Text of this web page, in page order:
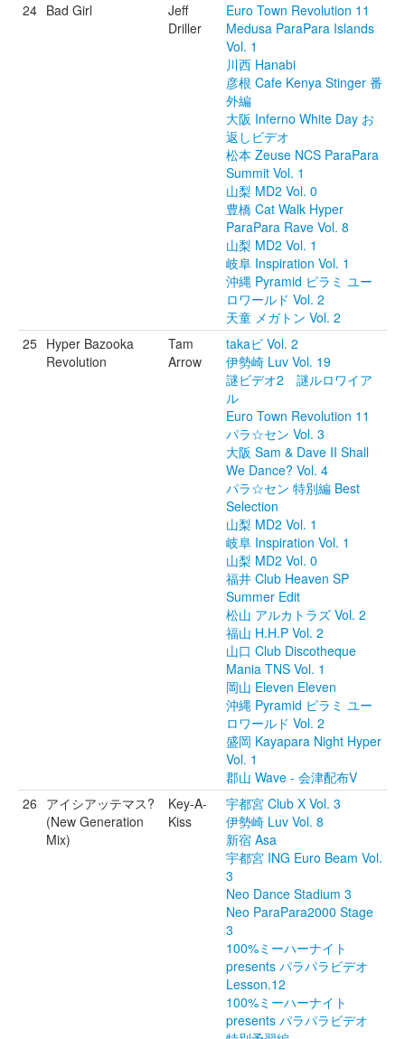
24 Bad Girl
Jeff
Driller
Euro Town Revolution 11
Medusa ParaPara Islands
Vol. 1
川西 Hanabi
彦根 Cafe Kenya Stinger 番
外編
大阪 Inferno White Day お
返しビデオ
松本 Zeuse NCS ParaPara
Summit Vol. 1
山梨 MD2 Vol. 0
豊橋 Cat Walk Hyper
ParaPara Rave Vol. 8
山梨 MD2 Vol. 1
岐阜 Inspiration Vol. 1
沖縄 Pyramid ピラミ ユー
ロワールド Vol. 2
天童 メガトン Vol. 2
25 Hyper Bazooka
Revolution
Tam
Arrow
takaビ Vol. 2
伊勢崎 Luv Vol. 19
謎ビデオ2 謎ルロワイア
ル
Euro Town Revolution 11
パラ☆セン Vol. 3
大阪 Sam & Dave II Shall
We Dance? Vol. 4
パラ☆セン 特別編 Best
Selection
山梨 MD2 Vol. 1
岐阜 Inspiration Vol. 1
山梨 MD2 Vol. 0
福井 Club Heaven SP
Summer Edit
松山 アルカトラズ Vol. 2
福山 H.H.P Vol. 2
山口 Club Discotheque
Mania TNS Vol. 1
岡山 Eleven Eleven
沖縄 Pyramid ピラミ ユー
ロワールド Vol. 2
盛岡 Kayapara Night Hyper
Vol. 1
郡山 Wave - 会津配布V
26 アイシアッテマス?
(New Generation
Mix)
Key-A-
Kiss
宇都宮 Club X Vol. 3
伊勢崎 Luv Vol. 8
新宿 Asa
宇都宮 ING Euro Beam Vol.
3
Neo Dance Stadium 3
Neo ParaPara2000 Stage
3
100%ミーハーナイト
presents パラパラビデオ
Lesson.12
100%ミーハーナイト
presents パラパラビデオ